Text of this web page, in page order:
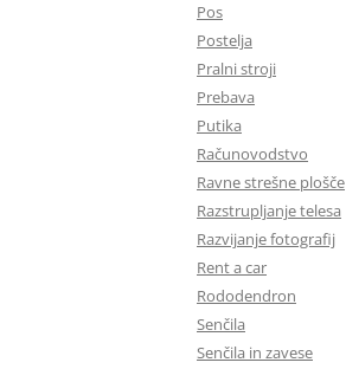
Pos
Postelja
Pralni stroji
Prebava
Putika
Računovodstvo
Ravne strešne plošče
Razstrupljanje telesa
Razvijanje fotografij
Rent a car
Rododendron
Senčila
Senčila in zavese